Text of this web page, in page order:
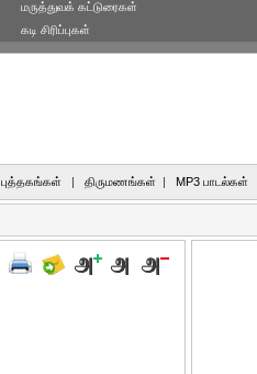
மருத்துவக் கட்டுரைகள்
கடி சிரிப்புகள்
புத்தகங்கள் | திருமணங்கள் | MP3 பாடல்கள்